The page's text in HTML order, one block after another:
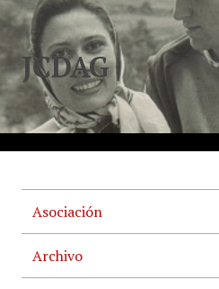
JCDAG
Asociación
Archivo